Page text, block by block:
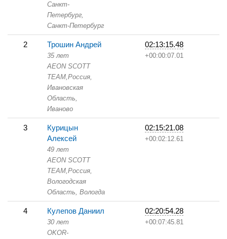
Санкт-
Петербург,
Санкт-Петербург
2 Трошин Андрей
35 лет
AEON SCOTT
TEAM,Россия,
Ивановская
Область,
Иваново
02:13:15.48
+00:00:07.01
3
Курицын
Алексей
49 лет
AEON SCOTT
TEAM,Россия,
Вологодская
Область, Вологда
02:15:21.08
+00:02:12.61
4 Кулепов Даниил
30 лет
OKOR-
02:20:54.28
+00:07:45.81